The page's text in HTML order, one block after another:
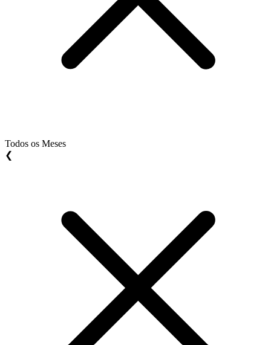
Todos os Meses
❮